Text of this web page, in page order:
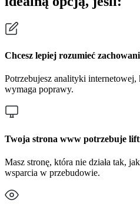
Chcesz lepiej rozumieć
Potrzebujesz analityki internetowej,
wymaga poprawy.
Twoja strona www potrzebuje
Masz stronę, która nie działa tak,
wsparcia w przebudowie.